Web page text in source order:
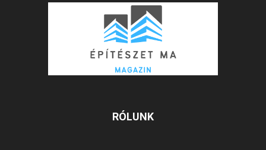
RÓLUNK